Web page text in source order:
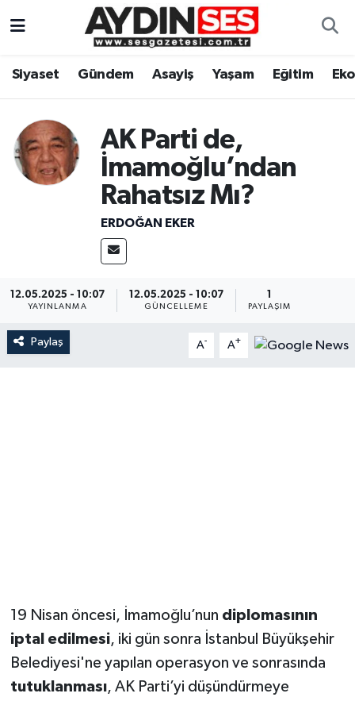
Siyaset Gündem Asayiş Yaşam Eğitim
AK Parti de,
İmamoğlu’ndan
Rahatsız Mı?
ERDOĞAN EKER
12.05.2025 - 10:07
YAYINLANMA
12.05.2025 - 10:07
GÜNCELLEME
1
PAYLAŞIM
Paylaş A- A+
19 Nisan öncesi, İmamoğlu’nun diplomasının
iptal edilmesi, iki gün sonra İstanbul Büyükşehir
Belediyesi'ne yapılan operasyon ve sonrasında
tutuklanması, AK Parti’yi düşündürmeye
Gündem
Siyaset
Ekonomi
Kültür Sanat
Spor
Aydın Hava Durumu
Aydin Namaz Vakitleri
Aydın Trafik Yoğunluk Haritası
Süper Lig Puan Durumu ve Fikstür
Tüm Manşetler
Son Dakika Haberleri
Haber Arşivi